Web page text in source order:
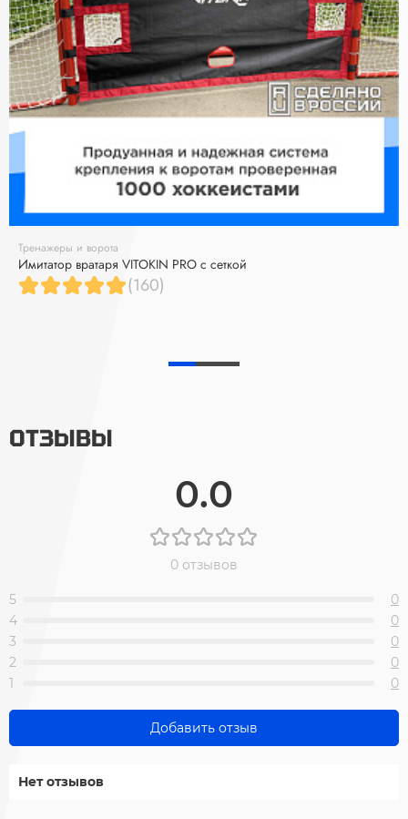
Тренажеры и ворота
Имитатор вратаря VITOKIN PRO с сеткой
(160)
ОТЗЫВЫ
0.0
0 отзывов
5
0
4
0
3
0
2
0
1
0
Добавить отзыв
Нет отзывов